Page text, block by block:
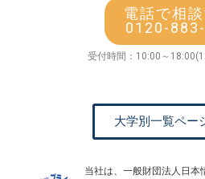
電話で相
0120-
受付時間：10:00～
大学別一覧ペー
当社は、一般財団法人日